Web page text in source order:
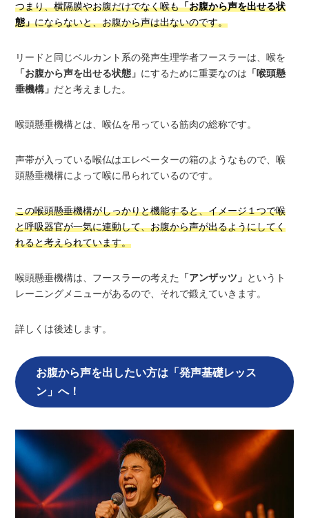
つまり、横隔膜やお腹だけでなく喉も「お腹から声を出せる状
態」にならないと、お腹から声は出ないのです。
リードと同じベルカント系の発声生理学者フースラーは、喉を
「お腹から声を出せる状態」 にするために重要なのは 「喉頭懸
垂機構」 だと考えました。
喉頭懸垂機構とは、喉仏を吊っている筋肉の総称です。
声帯が入っている喉仏はエレベーターの箱のようなもので、喉
頭懸垂機構によって喉に吊られているのです。
この喉頭懸垂機構がしっかりと機能すると、イメージ１つで喉
と呼吸器官が一気に連動して、お腹から声が出るようにしてく
れると考えられています。
喉頭懸垂機構は、フースラーの考えた 「アンザッツ」 というト
レーニングメニューがあるので、それで鍛えていきます。
詳しくは後述します。
お腹から声を出したい方は「発声基礎レッス
ン」へ！